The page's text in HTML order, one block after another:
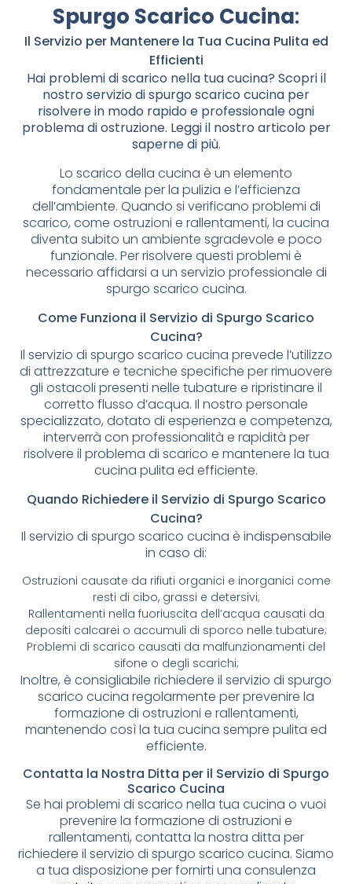
Spurgo Scarico Cucina:
Il Servizio per Mantenere la Tua Cucina Pulita ed
Efficienti
Hai problemi di scarico nella tua cucina? Scopri il
nostro servizio di spurgo scarico cucina per
risolvere in modo rapido e professionale ogni
problema di ostruzione. Leggi il nostro articolo per
saperne di più.
Lo scarico della cucina è un elemento
fondamentale per la pulizia e l’efficienza
dell’ambiente. Quando si verificano problemi di
scarico, come ostruzioni e rallentamenti, la cucina
diventa subito un ambiente sgradevole e poco
funzionale. Per risolvere questi problemi è
necessario affidarsi a un servizio professionale di
spurgo scarico cucina.
Come Funziona il Servizio di Spurgo Scarico
Cucina?
Il servizio di spurgo scarico cucina prevede l’utilizzo
di attrezzature e tecniche specifiche per rimuovere
gli ostacoli presenti nelle tubature e ripristinare il
corretto flusso d’acqua. Il nostro personale
specializzato, dotato di esperienza e competenza,
interverrà con professionalità e rapidità per
risolvere il problema di scarico e mantenere la tua
cucina pulita ed efficiente.
Quando Richiedere il Servizio di Spurgo Scarico
Cucina?
Il servizio di spurgo scarico cucina è indispensabile
in caso di:
Ostruzioni causate da rifiuti organici e inorganici come
resti di cibo, grassi e detersivi;
Rallentamenti nella fuoriuscita dell’acqua causati da
depositi calcarei o accumuli di sporco nelle tubature;
Problemi di scarico causati da malfunzionamenti del
sifone o degli scarichi;
Inoltre, è consigliabile richiedere il servizio di spurgo
scarico cucina regolarmente per prevenire la
formazione di ostruzioni e rallentamenti,
mantenendo così la tua cucina sempre pulita ed
efficiente.
Contatta la Nostra Ditta per il Servizio di Spurgo
Scarico Cucina
Se hai problemi di scarico nella tua cucina o vuoi
prevenire la formazione di ostruzioni e
rallentamenti, contatta la nostra ditta per
richiedere il servizio di spurgo scarico cucina. Siamo
a tua disposizione per fornirti una consulenza